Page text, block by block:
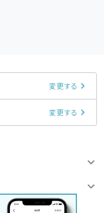
変更する
変更する